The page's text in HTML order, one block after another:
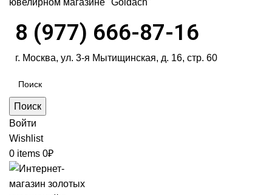
8 (977) 666-87-16
г. Москва, ул. 3-я Мытищинская, д. 16, стр. 60
Поиск
Войти
Wishlist
0 items 0₽